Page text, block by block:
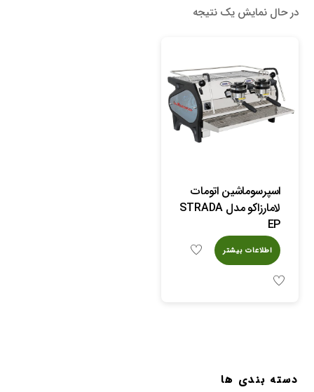
در حال نمایش یک نتیجه
اسپرسوماشین اتومات
لامارزاکو مدل STRADA
EP
اطلاعات بیشتر
دسته بندی ها